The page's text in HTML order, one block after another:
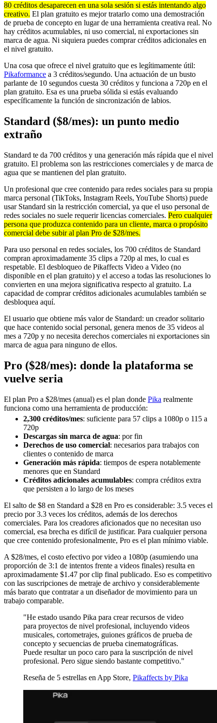
80 créditos desaparecen en una sola sesión si estás intentando algo
creativo. El plan gratuito es mejor tratarlo como una demostración
de prueba de concepto en lugar de una herramienta creativa real. No
hay créditos acumulables, ni uso comercial, ni exportaciones sin
marca de agua. Ni siquiera puedes comprar créditos adicionales en
el nivel gratuito.
Una cosa que ofrece el nivel gratuito que es legítimamente útil:
Pikaformance a 3 créditos/segundo. Una actuación de un busto
parlante de 10 segundos cuesta 30 créditos y funciona a 720p en el
plan gratuito. Esa es una prueba sólida si estás evaluando
específicamente la función de sincronización de labios.
Standard ($8/mes): un punto medio
extraño
Standard te da 700 créditos y una generación más rápida que el nivel
gratuito. El problema son las restricciones comerciales y de marca de
agua que se mantienen del plan gratuito.
Un profesional que cree contenido para redes sociales para su propia
marca personal (TikToks, Instagram Reels, YouTube Shorts) puede
usar Standard sin la restricción comercial, ya que el uso personal de
redes sociales no suele requerir licencias comerciales. Pero cualquier
persona que produzca contenido para un cliente, marca o propósito
comercial debe subir al plan Pro de $28/mes.
Para uso personal en redes sociales, los 700 créditos de Standard
compran aproximadamente 35 clips a 720p al mes, lo cual es
respetable. El desbloqueo de Pikaffects Video a Video (no
disponible en el plan gratuito) y el acceso a todas las resoluciones lo
convierten en una mejora significativa respecto al gratuito. La
capacidad de comprar créditos adicionales acumulables también se
desbloquea aquí.
El usuario que obtiene más valor de Standard: un creador solitario
que hace contenido social personal, genera menos de 35 videos al
mes a 720p y no necesita derechos comerciales ni exportaciones sin
marca de agua para ninguno de ellos.
Pro ($28/mes): donde la plataforma se
vuelve seria
El plan Pro a $28/mes (anual) es el plan donde Pika realmente
funciona como una herramienta de producción:
2,300 créditos/mes: suficiente para 57 clips a 1080p o 115 a
720p
Descargas sin marca de agua: por fin
Derechos de uso comercial: necesarios para trabajos con
clientes o contenido de marca
Generación más rápida: tiempos de espera notablemente
menores que en Standard
Créditos adicionales acumulables: compra créditos extra
que persisten a lo largo de los meses
El salto de $8 en Standard a $28 en Pro es considerable: 3.5 veces el
precio por 3.3 veces los créditos, además de los derechos
comerciales. Para los creadores aficionados que no necesitan uso
comercial, esa brecha es difícil de justificar. Para cualquier persona
que cree contenido profesionalmente, Pro es el plan mínimo viable.
A $28/mes, el costo efectivo por video a 1080p (asumiendo una
proporción de 3:1 de intentos frente a videos finales) resulta en
aproximadamente $1.47 por clip final publicado. Eso es competitivo
con las suscripciones de metraje de archivo y considerablemente
más barato que contratar a un diseñador de movimiento para un
trabajo comparable.
"He estado usando Pika para crear recursos de video
para proyectos de nivel profesional, incluyendo videos
musicales, cortometrajes, guiones gráficos de prueba de
concepto y secuencias de prueba cinematográficas.
Puede resultar un poco caro para la suscripción de nivel
profesional. Pero sigue siendo bastante competitivo."
Reseña de 5 estrellas en App Store, Pikaffects by Pika